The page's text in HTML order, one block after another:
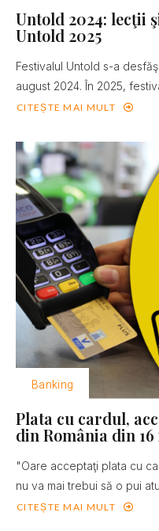
Untold 2024: lecţii
Untold 2025
Festivalul Untold s-a
august 2024. În 2025,
CITEȘTE MAI MULT
Banking
Plata cu cardul,
din România din
"Oare acceptaţi plata cu
nu va mai trebui să o pui
CITEȘTE MAI MULT